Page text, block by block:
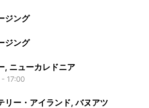
ジング
ジング
, ニューカレドニア
17:00
リー・アイランド, バヌアツ